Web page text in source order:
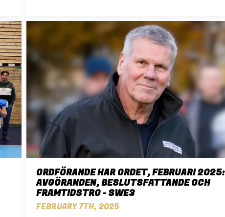
ORDFÖRANDE HAR ORDET, FEBRUARI 2025:
AVGÖRANDEN, BESLUTSFATTANDE OCH
FRAMTIDSTRO - SWE3
FEBRUARY 7TH, 2025